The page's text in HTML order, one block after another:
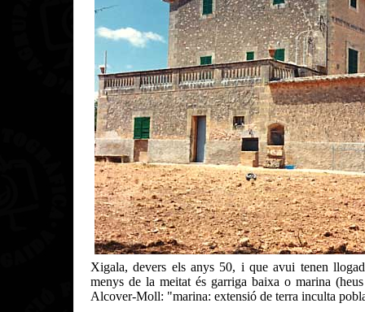
Xigala, devers els anys 50, i que avui tenen
menys de la meitat és garriga baixa o marina
Alcover-Moll: "marina: extensió de terra inculta